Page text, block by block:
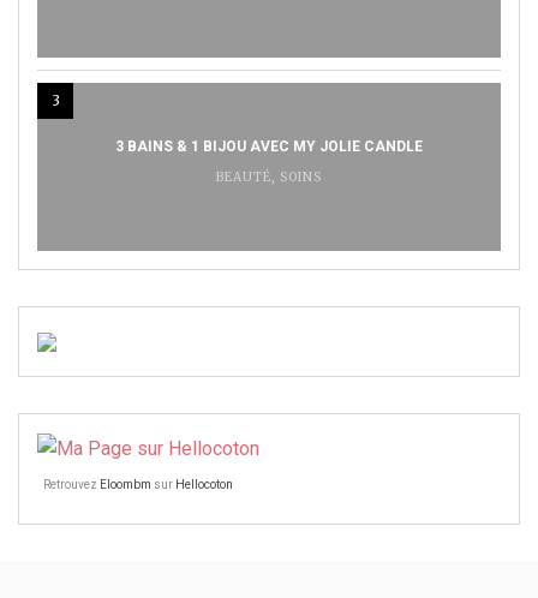
3
3 BAINS & 1 BIJOU AVEC MY JOLIE CANDLE
BEAUTÉ, SOINS
Retrouvez Eloombm sur Hellocoton